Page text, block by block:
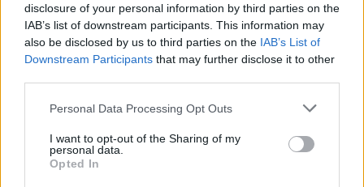
disclosure of your personal information by third parties on the
IAB’s list of downstream participants. This information may
also be disclosed by us to third parties on the IAB’s List of
Downstream Participants that may further disclose it to other
Personal Data Processing Opt Outs
I want to opt-out of the Sharing of my
personal data.
Opted In